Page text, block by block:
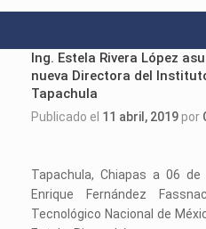
Ing. Estela Rivera López
nueva Directora del
Tapachula
Publicado el 11 abril, 2019por
Tapachula, Chiapas a 06
Enrique Fernández
Tecnológico Nacional de